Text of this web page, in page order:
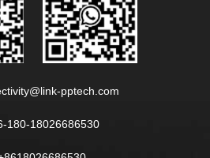
pptech.com
180-18026686530